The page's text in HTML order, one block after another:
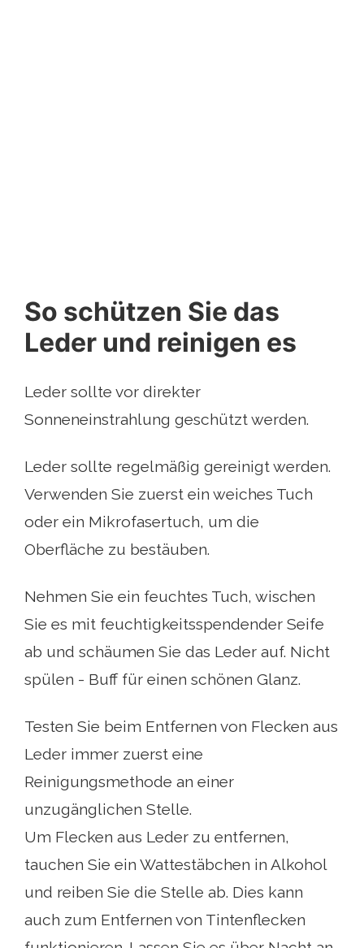
So schützen Sie das
Leder und reinigen es
Leder sollte vor direkter
Sonneneinstrahlung geschützt werden.
Leder sollte regelmäßig gereinigt werden.
Verwenden Sie zuerst ein weiches Tuch
oder ein Mikrofasertuch, um die
Oberfläche zu bestäuben.
Nehmen Sie ein feuchtes Tuch, wischen
Sie es mit feuchtigkeitsspendender Seife
ab und schäumen Sie das Leder auf. Nicht
spülen - Buff für einen schönen Glanz.
Testen Sie beim Entfernen von Flecken aus
Leder immer zuerst eine
Reinigungsmethode an einer
unzugänglichen Stelle.
Um Flecken aus Leder zu entfernen,
tauchen Sie ein Wattestäbchen in Alkohol
und reiben Sie die Stelle ab. Dies kann
auch zum Entfernen von Tintenflecken